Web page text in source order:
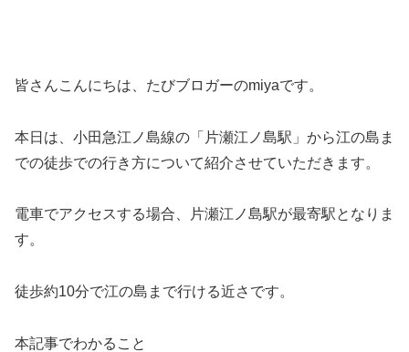
皆さんこんにちは、たびブロガーのmiyaです。
本日は、小田急江ノ島線の「片瀬江ノ島駅」から江の島ま
での徒歩での行き方について紹介させていただきます。
電車でアクセスする場合、片瀬江ノ島駅が最寄駅となりま
す。
徒歩約10分で江の島まで行ける近さです。
本記事でわかること